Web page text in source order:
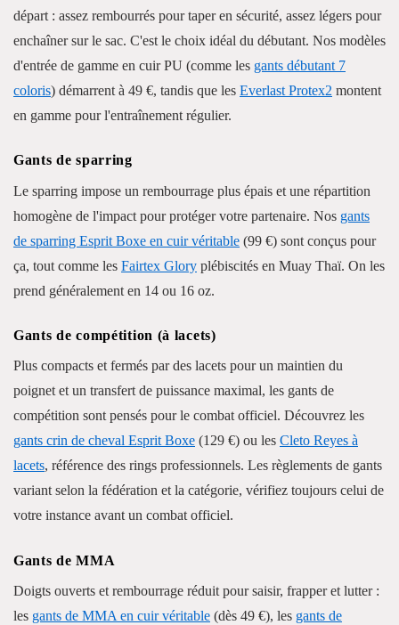
départ : assez rembourrés pour taper en sécurité, assez légers pour
enchaîner sur le sac. C'est le choix idéal du débutant. Nos modèles
d'entrée de gamme en cuir PU (comme les gants débutant 7
coloris) démarrent à 49 €, tandis que les Everlast Protex2 montent
en gamme pour l'entraînement régulier.
Gants de sparring
Le sparring impose un rembourrage plus épais et une répartition
homogène de l'impact pour protéger votre partenaire. Nos gants
de sparring Esprit Boxe en cuir véritable (99 €) sont conçus pour
ça, tout comme les Fairtex Glory plébiscités en Muay Thaï. On les
prend généralement en 14 ou 16 oz.
Gants de compétition (à lacets)
Plus compacts et fermés par des lacets pour un maintien du
poignet et un transfert de puissance maximal, les gants de
compétition sont pensés pour le combat officiel. Découvrez les
gants crin de cheval Esprit Boxe (129 €) ou les Cleto Reyes à
lacets, référence des rings professionnels. Les règlements de gants
variant selon la fédération et la catégorie, vérifiez toujours celui de
votre instance avant un combat officiel.
Gants de MMA
Doigts ouverts et rembourrage réduit pour saisir, frapper et lutter :
les gants de MMA en cuir véritable (dès 49 €), les gants de